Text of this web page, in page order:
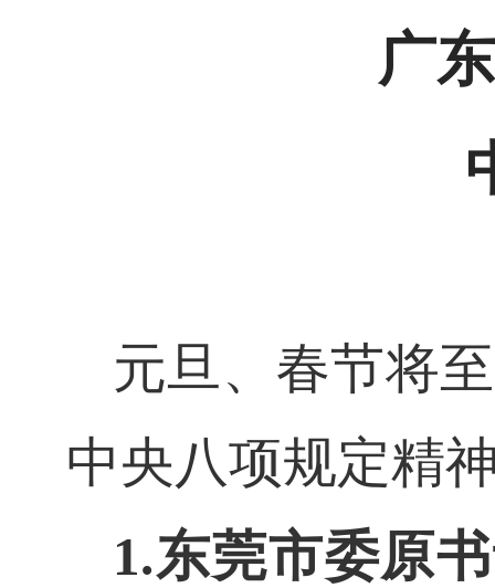
广
元旦、春节将
中央八项规定精
1.东莞市委原